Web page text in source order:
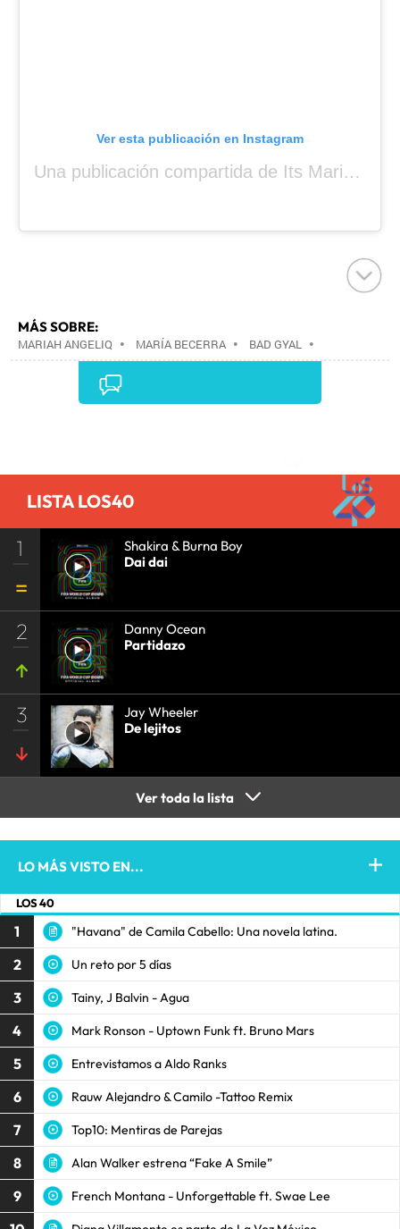
Ver esta publicación en Instagram
Una publicación compartida de Its Mariah Baby (@mariahangeliq)
MÁS SOBRE:
MARIAH ANGELIQ • MARÍA BECERRA • BAD GYAL •
LISTA LOS40
1
Shakira & Burna Boy
Dai dai
2
Danny Ocean
Partidazo
3
Jay Wheeler
De lejitos
Ver toda la lista
LO MÁS VISTO EN...
LOS 40
1 "Havana" de Camila Cabello: Una novela latina.
2 Un reto por 5 días
3 Tainy, J Balvin - Agua
4 Mark Ronson - Uptown Funk ft. Bruno Mars
5 Entrevistamos a Aldo Ranks
6 Rauw Alejandro & Camilo -Tattoo Remix
7 Top10: Mentiras de Parejas
8 Alan Walker estrena “Fake A Smile”
9 French Montana - Unforgettable ft. Swae Lee